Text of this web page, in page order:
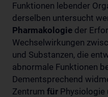
Funktionen lebender
derselben untersucht
Pharmakologie der
Wechselwirkungen
und Substanzen, die
abnormale Funktionen
Dementsprechend
Zentrum für Physiologie